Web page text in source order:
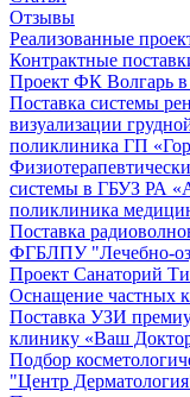
Отзывы
Реализованные
Контрактные
Проект ФК Волгарь в
Поставка системы
визуализации
поликлиника ГП
системы в ГБУЗ РА
поликлиника
Поставка
ФГБЛПУ "Лечебно-
Проект Санаторий
Оснащение частных
Поставка УЗИ
клинику «Ваш
Подбор
"Центр